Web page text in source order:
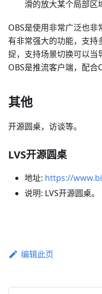
滑的放大某个局部区
OBS是使用非常广泛也
有非常强大的功能，支持
捉，支持场景切换可以当
OBS是推流客户端，配合
其他
开源圆桌，访谈等。
LVS开源圆桌
地址: https://
说明: LVS开源圆桌。
编辑此页